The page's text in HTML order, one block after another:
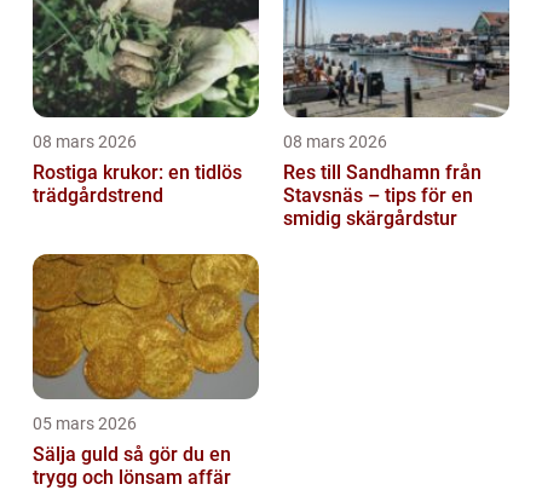
08 mars 2026
Rostiga krukor: en tidlös
trädgårdstrend
08 mars 2026
Res till Sandhamn från
Stavsnäs – tips för en
smidig skärgårdstur
05 mars 2026
Sälja guld så gör du en
trygg och lönsam affär